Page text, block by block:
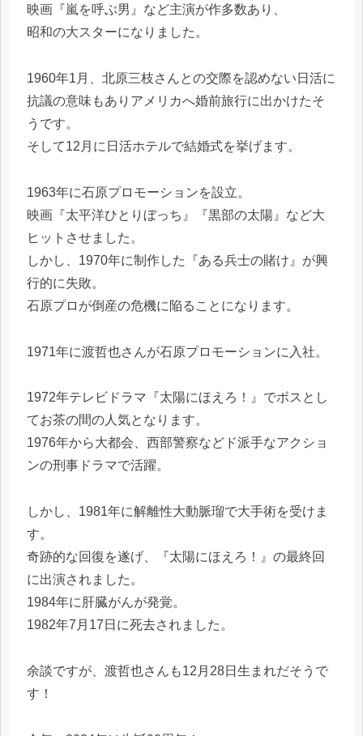
映画『嵐を呼ぶ男』など主演が作多数あり、
昭和の大スターになりました。
1960年1月、北原三枝さんとの交際を認めない日活に
抗議の意味もありアメリカへ婚前旅行に出かけたそ
うです。
そして12月に日活ホテルで結婚式を挙げます。
1963年に石原プロモーションを設立。
映画『太平洋ひとりぼっち』『黒部の太陽』など大
ヒットさせました。
しかし、1970年に制作した『ある兵士の賭け』が興
行的に失敗。
石原プロが倒産の危機に陥ることになります。
1971年に渡哲也さんが石原プロモーションに入社。
1972年テレビドラマ『太陽にほえろ！』でボスとし
てお茶の間の人気となります。
1976年から大都会、西部警察などド派手なアクショ
ンの刑事ドラマで活躍。
しかし、1981年に解離性大動脈瑠で大手術を受けま
す。
奇跡的な回復を遂げ、『太陽にほえろ！』の最終回
に出演されました。
1984年に肝臓がんが発覚。
1982年7月17日に死去されました。
余談ですが、渡哲也さんも12月28日生まれだそうで
す！